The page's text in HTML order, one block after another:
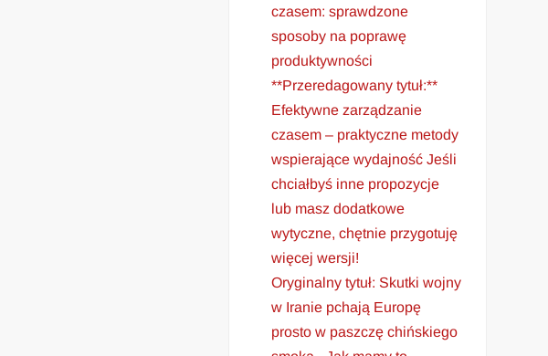
czasem: sprawdzone
sposoby na poprawę
produktywności
**Przeredagowany tytuł:**
Efektywne zarządzanie
czasem – praktyczne metody
wspierające wydajność Jeśli
chciałbyś inne propozycje
lub masz dodatkowe
wytyczne, chętnie przygotuję
więcej wersji!
Oryginalny tytuł: Skutki wojny
w Iranie pchają Europę
prosto w paszczę chińskiego